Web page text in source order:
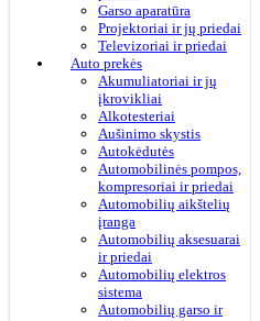
Garso aparatūra
Projektoriai ir jų priedai
Televizoriai ir priedai
Auto prekės
Akumuliatoriai ir jų
įkrovikliai
Alkotesteriai
Aušinimo skystis
Autokėdutės
Automobilinės pompos,
kompresoriai ir priedai
Automobilių aikštelių
įranga
Automobilių aksesuarai
ir priedai
Automobilių elektros
sistema
Automobilių garso ir